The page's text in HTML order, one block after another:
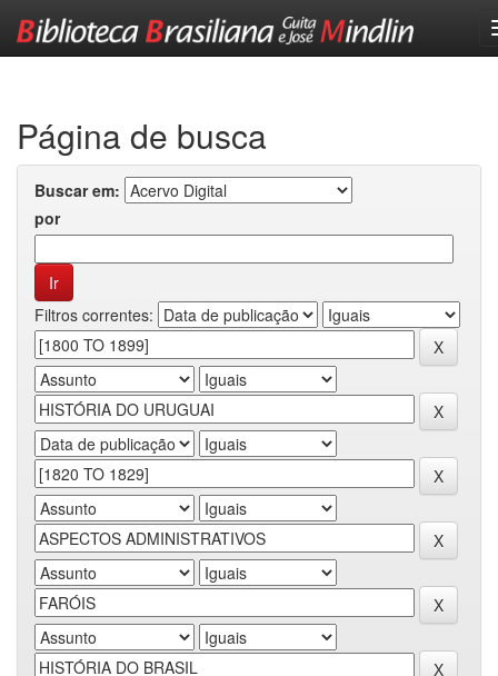
Página de busca
Buscar em:
por
Filtros correntes: